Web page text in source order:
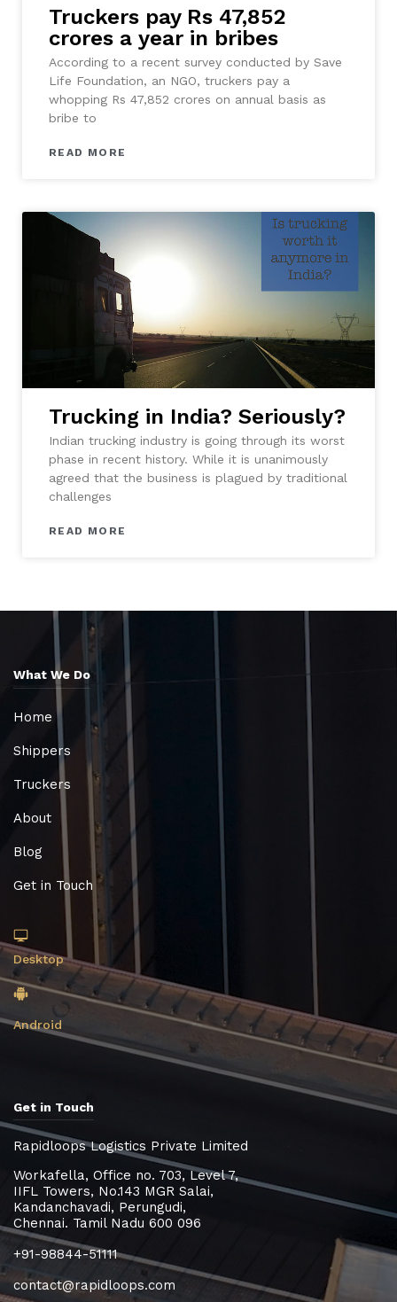
Truckers pay Rs 47,852
crores a year in bribes
According to a recent survey conducted by Save
Life Foundation, an NGO, truckers pay a
whopping Rs 47,852 crores on annual basis as
bribe to
READ MORE
Trucking in India? Seriously?
Indian trucking industry is going through its worst
phase in recent history. While it is unanimously
agreed that the business is plagued by traditional
challenges
READ MORE
What We Do
Home
Shippers
Truckers
About
Blog
Get in Touch
Desktop
Android
Get in Touch
Rapidloops Logistics Private Limited
Workafella, Office no. 703, Level 7,
IIFL Towers, No.143 MGR Salai,
Kandanchavadi, Perungudi,
Chennai. Tamil Nadu 600 096
+91-98844-51111
contact@rapidloops.com